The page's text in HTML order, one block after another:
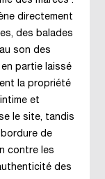
directement
des balades
son des
en partie laissé
la propriété
et
le site, tandis
de
contre les
des